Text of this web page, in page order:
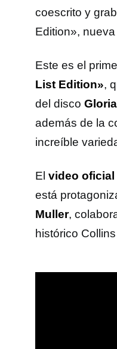
coescrito y
Edition»,
Este es el
List Edition»,
del disco
además de la
increíble
El video oficial
está
Muller,
histórico